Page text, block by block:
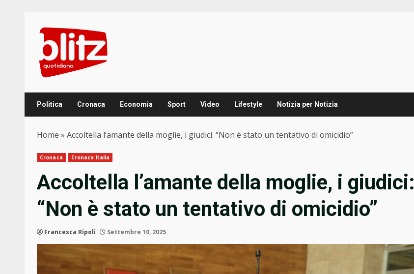
content
Politica Cronaca Economia Sport Video Lifestyle Notizia per Notizia
Home » Accoltella l’amante della moglie, i giudici: “Non è stato un tentativo di omicidio”
Cronaca Cronaca Italia
Accoltella l’amante della moglie, i giudici:
“Non è stato un tentativo di omicidio”
Francesca Ripoli Settembre 10, 2025